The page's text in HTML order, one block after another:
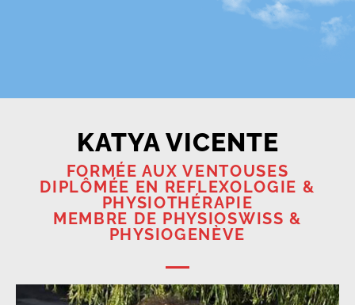
KATYA VICENTE
FORMÉE AUX VENTOUSES
DIPLÔMÉE EN REFLEXOLOGIE &
PHYSIOTHÉRAPIE
MEMBRE DE PHYSIOSWISS &
PHYSIOGENÈVE